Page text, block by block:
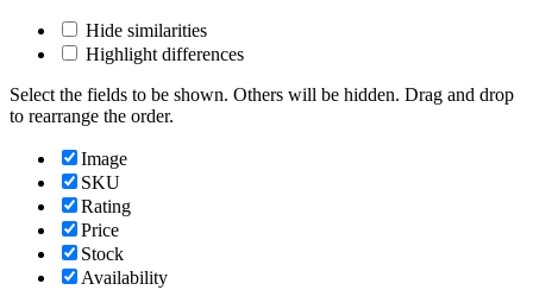
Hide similarities
Highlight differences
Select the fields to be shown. Others will be hidden. Drag and drop
to rearrange the order.
Image
SKU
Rating
Price
Stock
Availability